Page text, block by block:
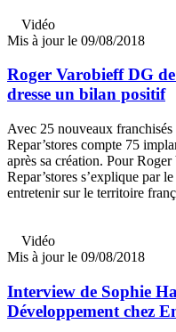
Vidéo
Mis à jour le 09/08/2018
Roger Varobieff DG
dresse un bilan positif
Avec 25 nouveaux
Repar’stores compte 75
après sa création. Pour
Repar’stores s’explique par
entretenir sur le territoire
Vidéo
Mis à jour le 09/08/2018
Interview de Sophie
Développement chez